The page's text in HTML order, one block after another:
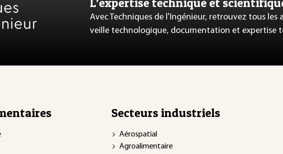
Avec Techniques de l'Ingénieur, retrouvez tous
veille technologique, documentation et expertise
Secteurs industriels
Aérospatial
Agroalimentaire